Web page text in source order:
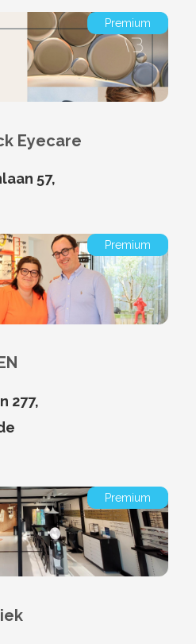
Premium
Eyecare
57,
Premium
277,
Premium